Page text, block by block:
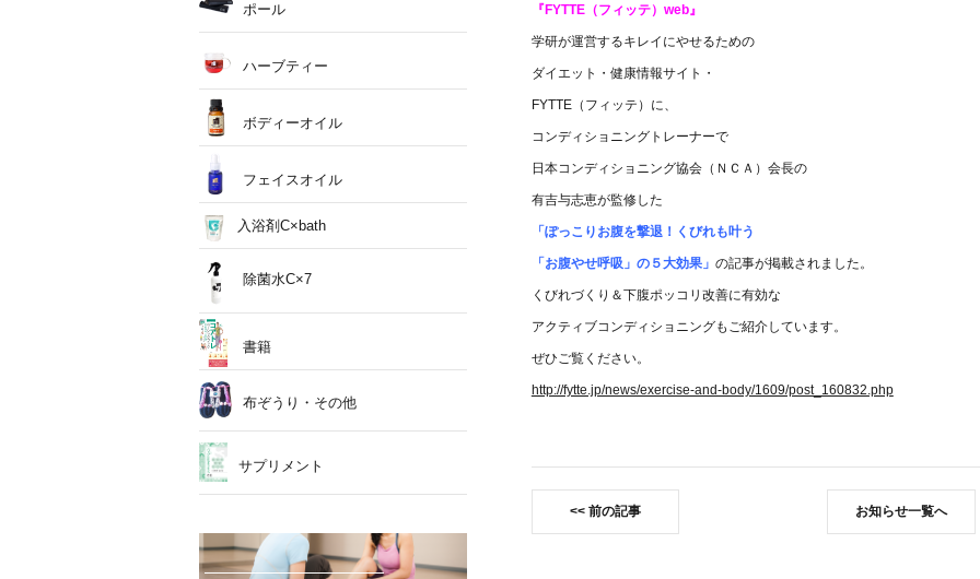
『FYTTE（フィッテ）web』
学研が運営するキレイにやせるための
ダイエット・健康情報サイト・
FYTTE（フィッテ）に、
コンディショニングトレーナーで
日本コンディショニング協会（ＮＣＡ）会長の
有吉与志恵が監修した
「ぽっこりお腹を撃退！くびれも叶う
「お腹やせ呼吸」の５大効果」 の記事が掲載されました。
くびれづくり＆下腹ポッコリ改善に有効な
アクティブコンディショニングもご紹介しています。
ぜひご覧ください。
http://fytte.jp/news/exercise-and-body/1609/post_160832.php
前の記事 お知らせ一覧へ
ポール
ハーブティー
ボディーオイル
フェイスオイル
入浴剤C×bath
除菌水C×7
書籍
布ぞうり・その他
サプリメント